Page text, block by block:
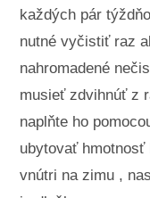
každých pár
nutné vyčistiť raz
nahromadené
musieť zdvihnúť z
naplňte ho
ubytovať
vnútri na zimu ,